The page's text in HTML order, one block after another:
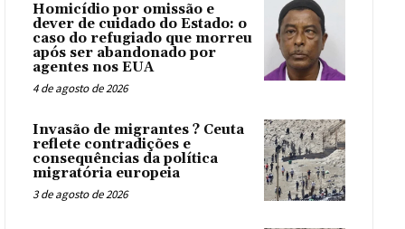
Homicídio por omissão e
dever de cuidado do Estado: o
caso do refugiado que morreu
após ser abandonado por
agentes nos EUA
4 de agosto de 2026
Invasão de migrantes ? Ceuta
reflete contradições e
consequências da política
migratória europeia
3 de agosto de 2026